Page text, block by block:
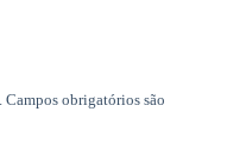
Campos obrigatórios são